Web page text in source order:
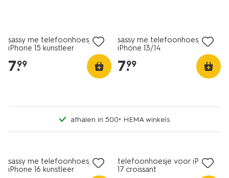
sassy me telefoonhoesje
iPhone 15 kunstleer
7.
99
sassy me telefoonhoesje
iPhone 13/14
7.
99
afhalen in 500+ HEMA winkels
sassy me telefoonhoesje
iPhone 16 kunstleer
telefoonhoesje voor iPhone
17 croissant